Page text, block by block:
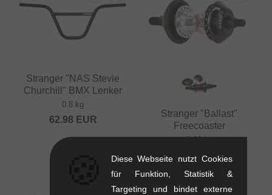
Stranger "NAS Stevie
Churchill" BMX Lenker
0.8 kg
62.98 EUR
Stranger "Ballast"
Freecoaster
0.69 kg
ab 134.41 EUR
Diese Webseite nutzt Cookies
für Funktion, Statistik &
Targeting und bindet externe